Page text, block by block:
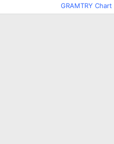
GRAMTRY Chart